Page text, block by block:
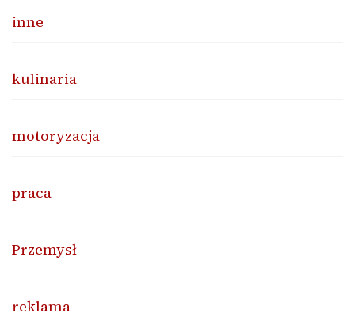
inne
kulinaria
motoryzacja
praca
Przemysł
reklama